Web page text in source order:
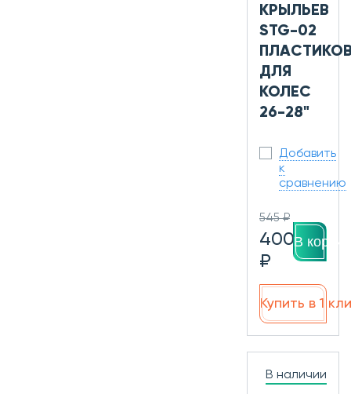
КРЫЛЬЕВ
STG-02
ДЛЯ
КОЛЕС
26-28"
Добавить
к
сравнению
545 ₽
400
₽
В
Купить в 1
В наличии